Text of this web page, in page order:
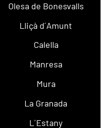
Olesa de Bonesvalls
Lliçà d´Amunt
Calella
Manresa
Mura
La Granada
L´Estany